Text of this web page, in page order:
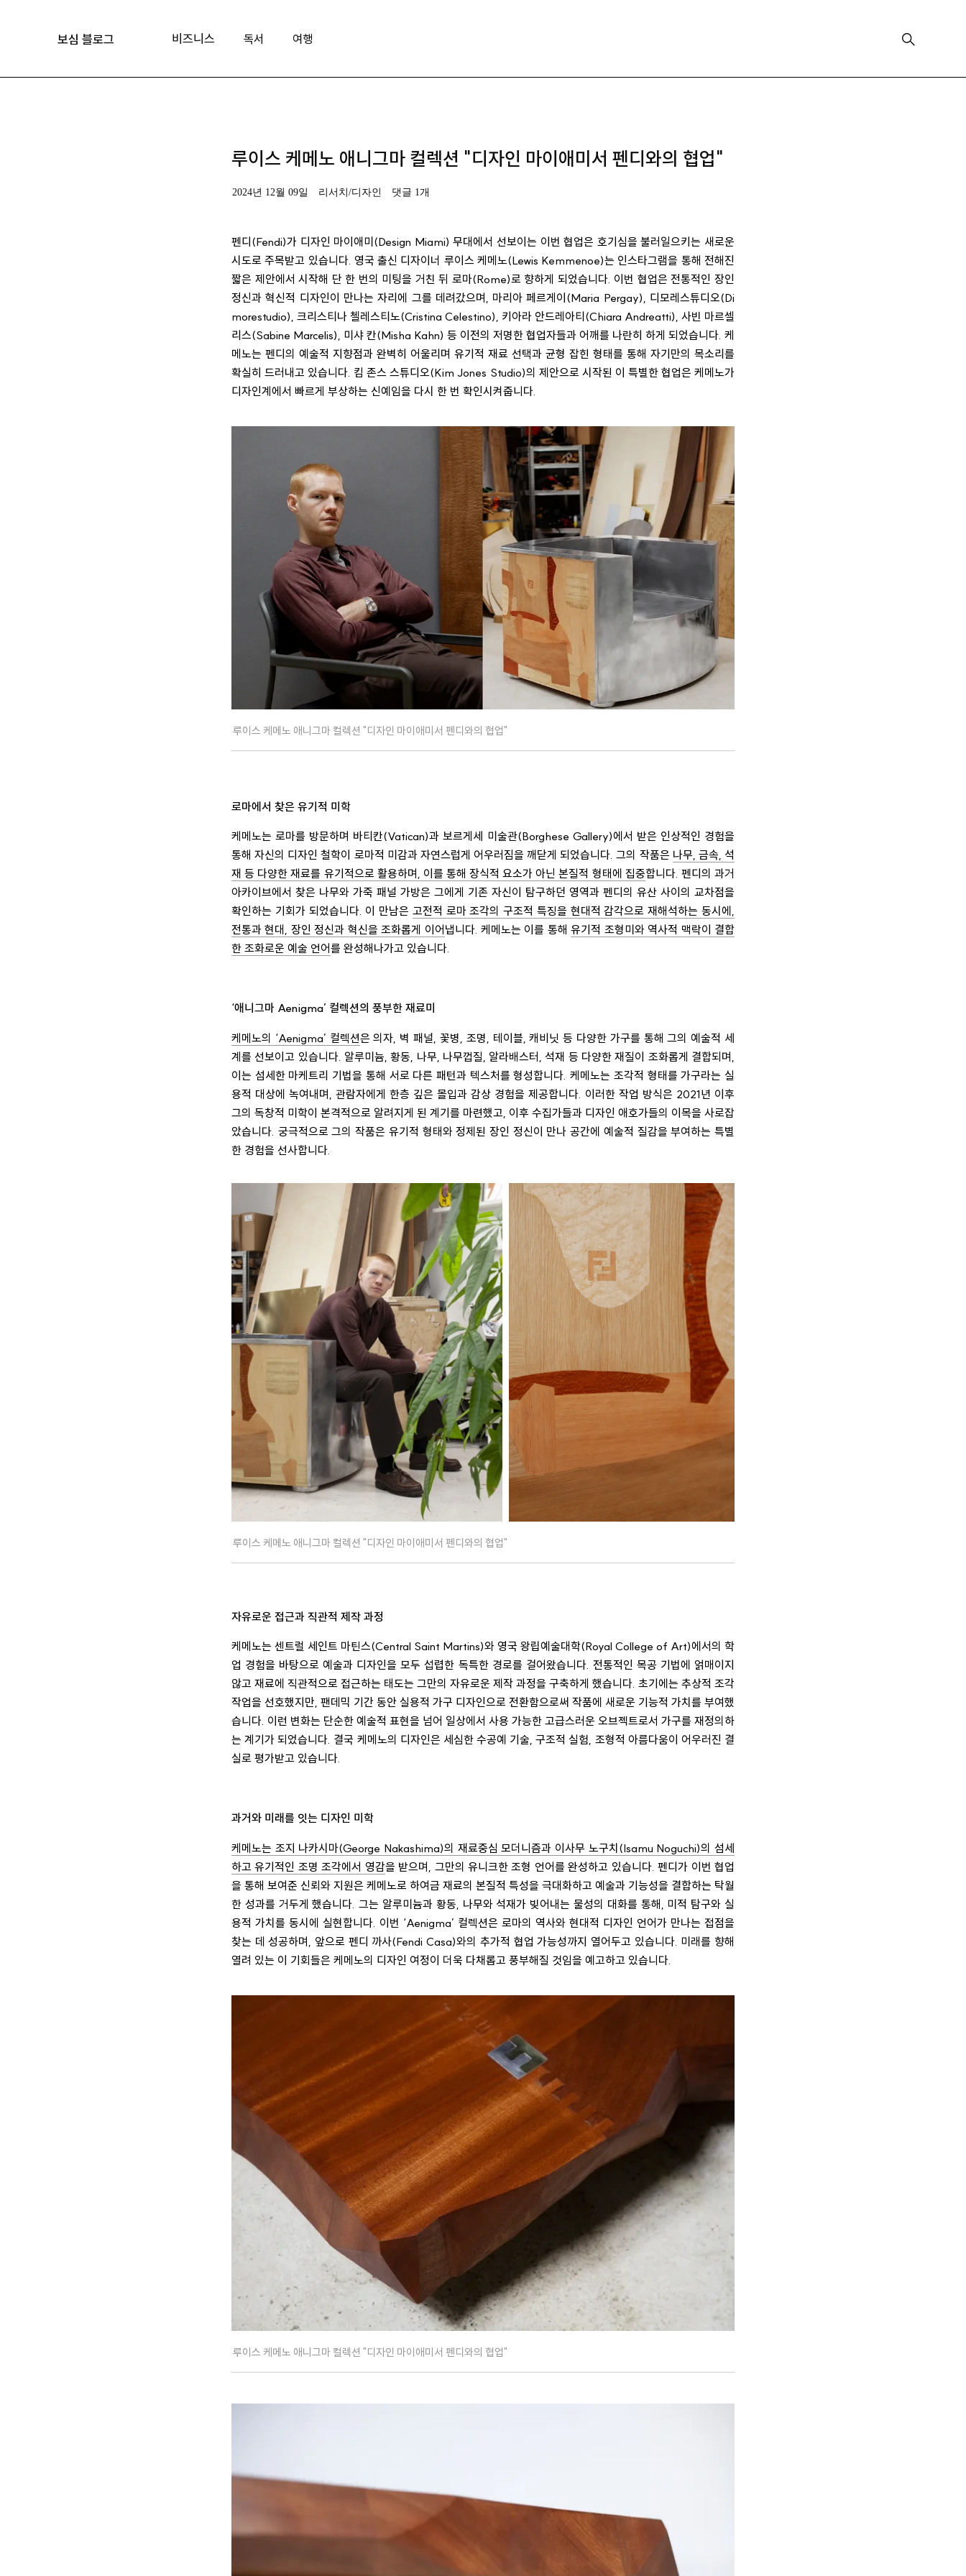
보심 블로그 비즈니스 독서 여행
루이스 케메노 애니그마 컬렉션 "디자인 마이애미서 펜디와의 협업"
2024년 12월 09일 리서치/디자인 댓글 1개
펜디(Fendi)가 디자인 마이애미(Design Miami) 무대에서 선보이는 이번 협업은 호기심을 불러일으키는 새로운
시도로 주목받고 있습니다. 영국 출신 디자이너 루이스 케메노(Lewis Kemmenoe)는 인스타그램을 통해 전해진
짧은 제안에서 시작해 단 한 번의 미팅을 거친 뒤 로마(Rome)로 향하게 되었습니다. 이번 협업은 전통적인 장인
정신과 혁신적 디자인이 만나는 자리에 그를 데려갔으며, 마리아 페르게이(Maria Pergay), 디모레스튜디오(Di
morestudio), 크리스티나 첼레스티노(Cristina Celestino), 키아라 안드레아티(Chiara Andreatti), 사빈 마르셀
리스(Sabine Marcelis), 미샤 칸(Misha Kahn) 등 이전의 저명한 협업자들과 어깨를 나란히 하게 되었습니다. 케
메노는 펜디의 예술적 지향점과 완벽히 어울리며 유기적 재료 선택과 균형 잡힌 형태를 통해 자기만의 목소리를
확실히 드러내고 있습니다. 킴 존스 스튜디오(Kim Jones Studio)의 제안으로 시작된 이 특별한 협업은 케메노가
디자인계에서 빠르게 부상하는 신예임을 다시 한 번 확인시켜줍니다.
루이스 케메노 애니그마 컬렉션 "디자인 마이애미서 펜디와의 협업"
로마에서 찾은 유기적 미학
케메노는 로마를 방문하며 바티칸(Vatican)과 보르게세 미술관(Borghese Gallery)에서 받은 인상적인 경험을
통해 자신의 디자인 철학이 로마적 미감과 자연스럽게 어우러짐을 깨닫게 되었습니다. 그의 작품은 나무, 금속, 석
재 등 다양한 재료를 유기적으로 활용하며, 이를 통해 장식적 요소가 아닌 본질적 형태에 집중합니다. 펜디의 과거
아카이브에서 찾은 나무와 가죽 패널 가방은 그에게 기존 자신이 탐구하던 영역과 펜디의 유산 사이의 교차점을
확인하는 기회가 되었습니다. 이 만남은 고전적 로마 조각의 구조적 특징을 현대적 감각으로 재해석하는 동시에,
전통과 현대, 장인 정신과 혁신을 조화롭게 이어냅니다. 케메노는 이를 통해유기적 조형미와 역사적 맥락이 결합
한 조화로운 예술 언어를 완성해나가고 있습니다.
‘애니그마 Aenigma’ 컬렉션의 풍부한 재료미
케메노의 ‘Aenigma’ 컬렉션은 의자, 벽 패널, 꽃병, 조명, 테이블, 캐비닛 등 다양한 가구를 통해 그의 예술적 세
계를 선보이고 있습니다. 알루미늄, 황동, 나무, 나무껍질, 알라배스터, 석재 등 다양한 재질이 조화롭게 결합되며,
이는 섬세한 마케트리 기법을 통해 서로 다른 패턴과 텍스처를 형성합니다. 케메노는 조각적 형태를 가구라는 실
용적 대상에 녹여내며, 관람자에게 한층 깊은 몰입과 감상 경험을 제공합니다. 이러한 작업 방식은 2021년 이후
그의 독창적 미학이 본격적으로 알려지게 된 계기를 마련했고, 이후 수집가들과 디자인 애호가들의 이목을 사로잡
았습니다. 궁극적으로 그의 작품은 유기적 형태와 정제된 장인 정신이 만나 공간에 예술적 질감을 부여하는 특별
한 경험을 선사합니다.
루이스 케메노 애니그마 컬렉션 "디자인 마이애미서 펜디와의 협업"
자유로운 접근과 직관적 제작 과정
케메노는 센트럴 세인트 마틴스(Central Saint Martins)와 영국 왕립예술대학(Royal College of Art)에서의 학
업 경험을 바탕으로 예술과 디자인을 모두 섭렵한 독특한 경로를 걸어왔습니다. 전통적인 목공 기법에 얽매이지
않고 재료에 직관적으로 접근하는 태도는 그만의 자유로운 제작 과정을 구축하게 했습니다. 초기에는 추상적 조각
작업을 선호했지만, 팬데믹 기간 동안 실용적 가구 디자인으로 전환함으로써 작품에 새로운 기능적 가치를 부여했
습니다. 이런 변화는 단순한 예술적 표현을 넘어 일상에서 사용 가능한 고급스러운 오브젝트로서 가구를 재정의하
는 계기가 되었습니다. 결국 케메노의 디자인은 세심한 수공예 기술, 구조적 실험, 조형적 아름다움이 어우러진 결
실로 평가받고 있습니다.
과거와 미래를 잇는 디자인 미학
케메노는 조지 나카시마(George Nakashima)의 재료중심 모더니즘과 이사무 노구치(Isamu Noguchi)의 섬세
하고 유기적인 조명 조각에서 영감을 받으며, 그만의 유니크한 조형 언어를 완성하고 있습니다. 펜디가 이번 협업
을 통해 보여준 신뢰와 지원은 케메노로 하여금 재료의 본질적 특성을 극대화하고 예술과 기능성을 결합하는 탁월
한 성과를 거두게 했습니다. 그는 알루미늄과 황동, 나무와 석재가 빚어내는 물성의 대화를 통해, 미적 탐구와 실
용적 가치를 동시에 실현합니다. 이번 ‘Aenigma’ 컬렉션은 로마의 역사와 현대적 디자인 언어가 만나는 접점을
찾는 데 성공하며, 앞으로 펜디 까사(Fendi Casa)와의 추가적 협업 가능성까지 열어두고 있습니다. 미래를 향해
열려 있는 이 기회들은 케메노의 디자인 여정이 더욱 다채롭고 풍부해질 것임을 예고하고 있습니다.
루이스 케메노 애니그마 컬렉션 "디자인 마이애미서 펜디와의 협업"